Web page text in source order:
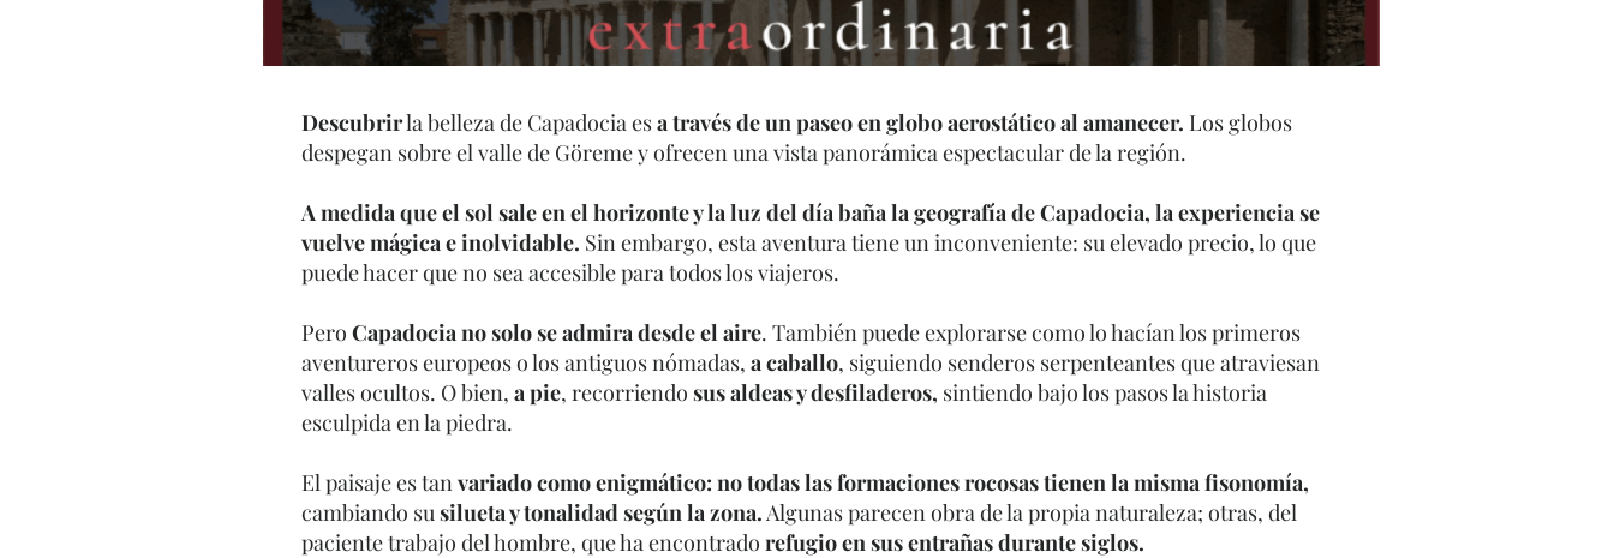
Descubrirla belleza de Capadocia esa través de un paseo en globo aerostático al amanecer. Los globos
despegan sobre el valle de Göreme y ofrecen una vista panorámica espectacular de la región.
A medida que el sol sale en el horizonte y la luz del día baña la geografía de Capadocia, la experiencia se
vuelve mágica e inolvidable. Sin embargo, esta aventura tiene un inconveniente: su elevado precio, lo que
puede hacer que no sea accesible para todos los viajeros.
Pero Capadocia no solo se admira desde el aire. También puede explorarse como lo hacían los primeros
aventureros europeos o los antiguos nómadas, a caballo, siguiendo senderos serpenteantes que atraviesan
valles ocultos. O bien, a pie, recorriendo sus aldeas y desfiladeros, sintiendo bajo los pasos la historia
esculpida en la piedra.
El paisaje es tanvariado como enigmático: no todas las formaciones rocosas tienen la misma fisonomía,
cambiando susilueta y tonalidad según la zona.Algunas parecen obra de la propia naturaleza; otras, del
paciente trabajo del hombre, que ha encontrado refugio en sus entrañas durante siglos.